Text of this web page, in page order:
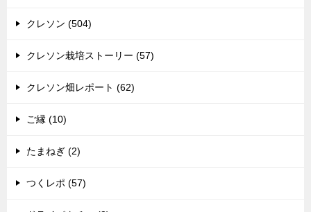
クレソン (504)
クレソン栽培ストーリー (57)
クレソン畑レポート (62)
ご縁 (10)
たまねぎ (2)
つくレポ (57)